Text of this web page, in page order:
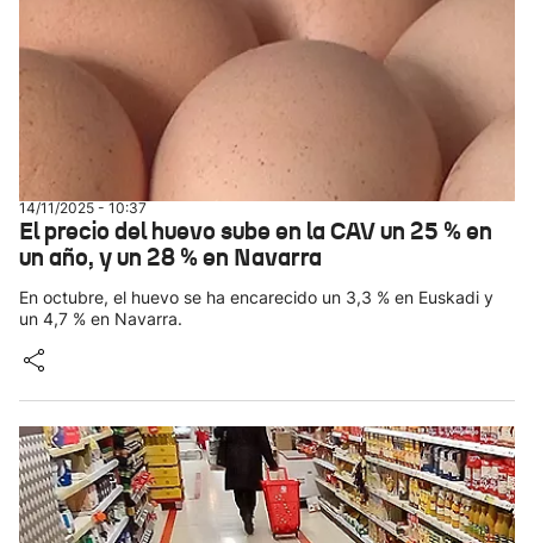
14/11/2025 - 10:37
El precio del huevo sube en la CAV un 25 % en
un año, y un 28 % en Navarra
En octubre, el huevo se ha encarecido un 3,3 % en Euskadi y
un 4,7 % en Navarra.